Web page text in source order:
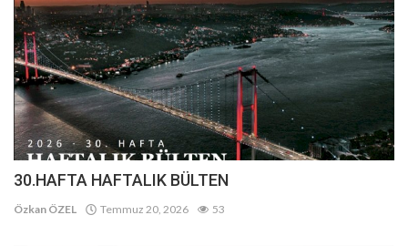
30.HAFTA HAFTALIK BÜLTEN
Özkan ÖZEL Temmuz 20, 2026 53